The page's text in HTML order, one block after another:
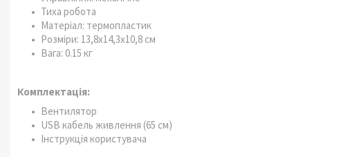
Тиха робота
Матеріал: термопластик
Розміри: 13,8х14,3х10,8 см
Вага: 0.15 кг
Комплектація:
Вентилятор
USB кабель живлення (65 см)
Інструкція користувача